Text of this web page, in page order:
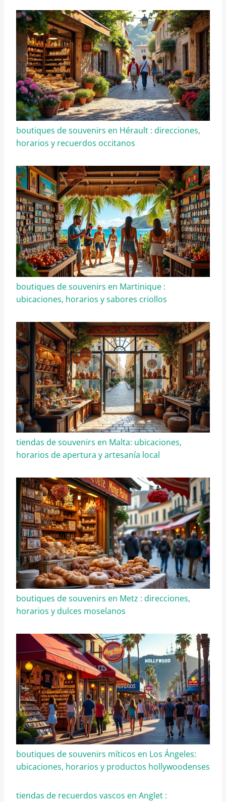
boutiques de souvenirs en Hérault : direcciones,
horarios y recuerdos occitanos
boutiques de souvenirs en Martinique :
ubicaciones, horarios y sabores criollos
tiendas de souvenirs en Malta: ubicaciones,
horarios de apertura y artesanía local
boutiques de souvenirs en Metz : direcciones,
horarios y dulces moselanos
boutiques de souvenirs míticos en Los Ángeles:
ubicaciones, horarios y productos hollywoodenses
tiendas de recuerdos vascos en Anglet :